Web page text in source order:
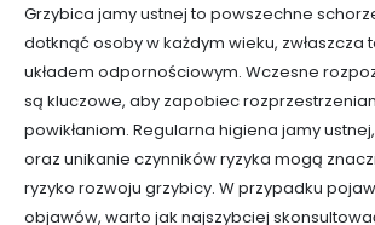
Grzybica jamy ustnej to powszechne
dotknąć osoby w każdym wieku, zwłaszcza
układem odpornościowym. Wczesne
są kluczowe, aby zapobiec
powikłaniom. Regularna higiena jamy
oraz unikanie czynników ryzyka mogą
ryzyko rozwoju grzybicy. W przypadku
objawów, warto jak najszybciej